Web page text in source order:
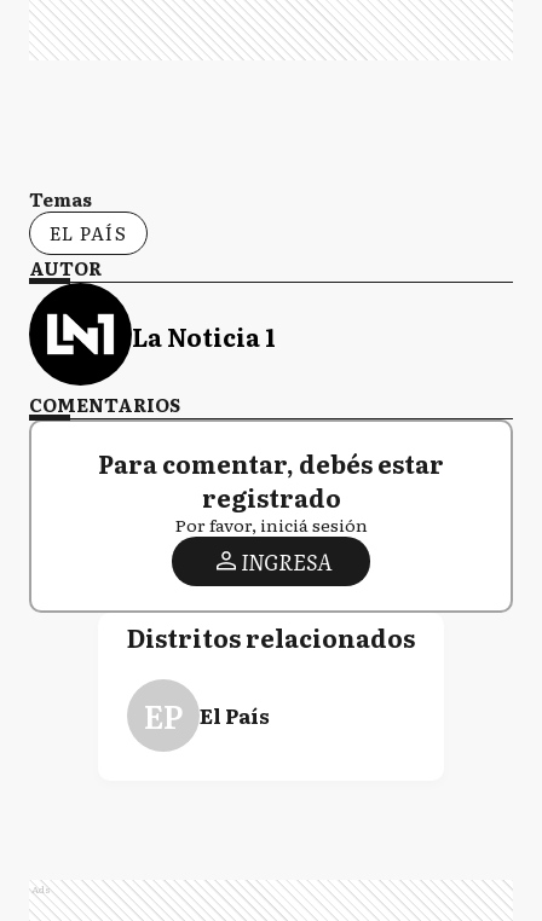
Temas
EL PAÍS
AUTOR
La Noticia 1
COMENTARIOS
Para comentar, debés estar
registrado
Por favor, iniciá sesión
INGRESA
Distritos relacionados
EP El País
Ads